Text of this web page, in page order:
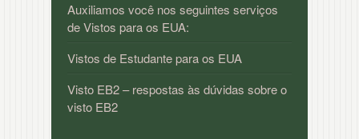
Auxiliamos você nos seguintes serviços
de Vistos para os EUA:
Vistos de Estudante para os EUA
Visto EB2 – respostas às dúvidas sobre o
visto EB2